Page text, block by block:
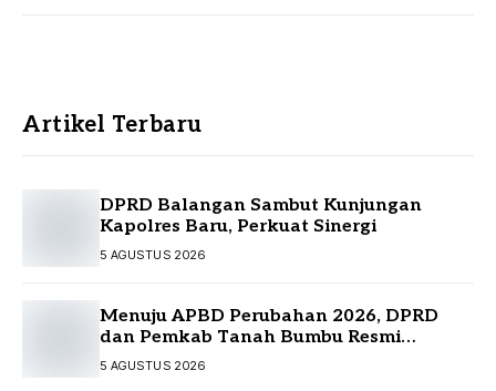
Artikel Terbaru
DPRD Balangan Sambut Kunjungan
Kapolres Baru, Perkuat Sinergi
5 AGUSTUS 2026
Menuju APBD Perubahan 2026, DPRD
dan Pemkab Tanah Bumbu Resmi
Sepakati KUA-PPAS
5 AGUSTUS 2026